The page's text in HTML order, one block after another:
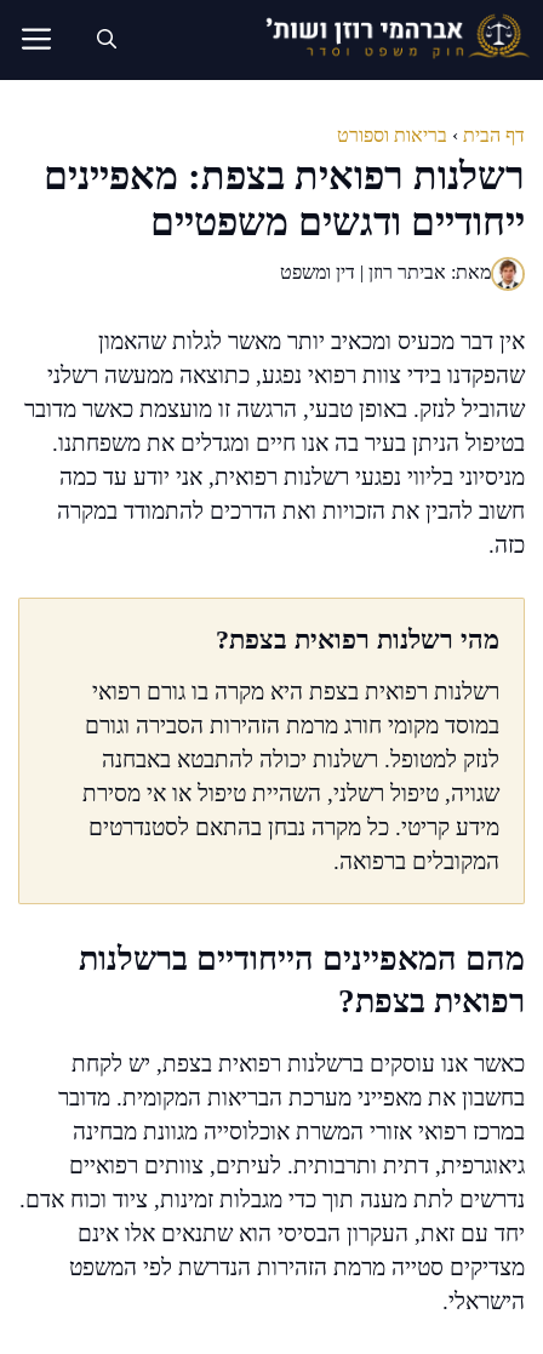
לדלג
לתוכן
דף הבית › בריאות וספורט
רשלנות רפואית בצפת: מאפיינים
ייחודיים ודגשים משפטיים
מאת: אביתר רוזן | דין ומשפט
אין דבר מכעיס ומכאיב יותר מאשר לגלות שהאמון
שהפקדנו בידי צוות רפואי נפגע, כתוצאה ממעשה רשלני
שהוביל לנזק. באופן טבעי, הרגשה זו מועצמת כאשר מדובר
בטיפול הניתן בעיר בה אנו חיים ומגדלים את משפחתנו.
מניסיוני בליווי נפגעי רשלנות רפואית, אני יודע עד כמה
חשוב להבין את הזכויות ואת הדרכים להתמודד במקרה
כזה.
מהי רשלנות רפואית בצפת?
רשלנות רפואית בצפת היא מקרה בו גורם רפואי
במוסד מקומי חורג מרמת הזהירות הסבירה וגורם
לנזק למטופל. רשלנות יכולה להתבטא באבחנה
שגויה, טיפול רשלני, השהיית טיפול או אי מסירת
מידע קריטי. כל מקרה נבחן בהתאם לסטנדרטים
המקובלים ברפואה.
מהם המאפיינים הייחודיים ברשלנות
רפואית בצפת?
כאשר אנו עוסקים ברשלנות רפואית בצפת, יש לקחת
בחשבון את מאפייני מערכת הבריאות המקומית. מדובר
במרכז רפואי אזורי המשרת אוכלוסייה מגוונת מבחינה
גיאוגרפית, דתית ותרבותית. לעיתים, צוותים רפואיים
נדרשים לתת מענה תוך כדי מגבלות זמינות, ציוד וכוח אדם.
יחד עם זאת, העקרון הבסיסי הוא שתנאים אלו אינם
מצדיקים סטייה מרמת הזהירות הנדרשת לפי המשפט
הישראלי.